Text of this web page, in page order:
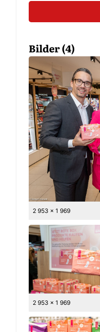
Bilder (4)
2 953 x 1 969
2 953 x 1 969